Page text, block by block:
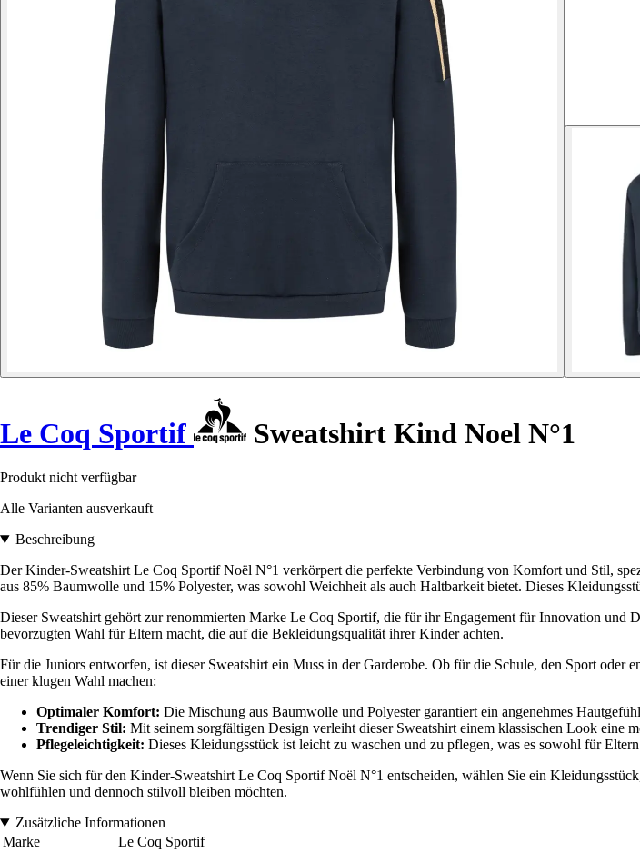
Le Coq Sportif Sweatshirt Kind Noel N°1
Produkt nicht verfügbar
Alle Varianten ausverkauft
Beschreibung
Der Kinder-Sweatshirt Le Coq Sportif Noël N°1 verkörpert die perfekte Verbindung von Komfort und Stil,
aus 85% Baumwolle und 15% Polyester, was sowohl Weichheit als auch Haltbarkeit bietet. Dieses
Dieser Sweatshirt gehört zur renommierten Marke Le Coq Sportif, die für ihr Engagement für Innovation
bevorzugten Wahl für Eltern macht, die auf die Bekleidungsqualität ihrer Kinder achten.
Für die Juniors entworfen, ist dieser Sweatshirt ein Muss in der Garderobe. Ob für die Schule, den Sport oder
einer klugen Wahl machen:
Optimaler Komfort: Die Mischung aus Baumwolle und Polyester garantiert ein angenehmes
Trendiger Stil: Mit seinem sorgfältigen Design verleiht dieser Sweatshirt einem klassischen Look eine
Pflegeleichtigkeit: Dieses Kleidungsstück ist leicht zu waschen und zu pflegen, was es sowohl für
Wenn Sie sich für den Kinder-Sweatshirt Le Coq Sportif Noël N°1 entscheiden, wählen Sie ein
wohlfühlen und dennoch stilvoll bleiben möchten.
Zusätzliche Informationen
Marke
Le Coq Sportif